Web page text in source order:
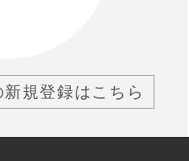
新規登録はこちら